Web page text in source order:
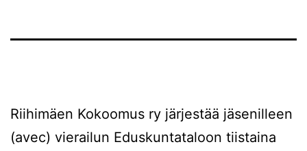
Riihimäen Kokoomus ry järjestää jäsenilleen
(avec) vierailun Eduskuntataloon tiistaina